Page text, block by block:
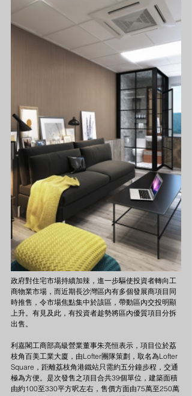
政府對住宅市場持續加辣，進一步驅使投資者轉向工
商物業市場，而近期長沙灣區內有多個發展商項目同
時推售，令市場焦點集中於該區，帶動區內交投明顯
上升。有見及此，有投資者趁勢將區內優質項目分拆
出售。
利嘉閣工商部高級營業董事朱亮恒表示，項目位於荔
枝角百美工業大廈，由Lofter團隊策劃，取名為Lofter
Square，距離荔枝角港鐵站只需約五分鐘步程，交通
極為方便。是次發售之項目合共39個單位，建築面積
由約100至330平方呎左右，售價方面由75萬至250萬